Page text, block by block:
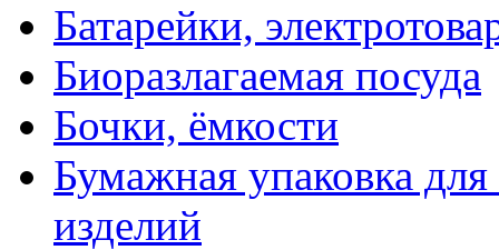
Батарейки,
Биоразлагаемая посуда
Бочки, ёмкости
Бумажная упаковка
изделий